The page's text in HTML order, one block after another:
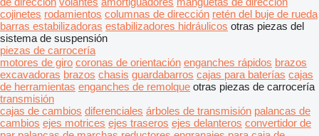
cojinetes rodamientos columnas de dirección retén del buje de rueda
barras estabilizadoras estabilizadores hidráulicos otras piezas del
sistema de suspensión
piezas de carrocería
motores de giro coronas de orientación enganches rápidos brazos
excavadoras brazos chasis guardabarros cajas para baterías cajas
de herramientas enganches de remolque otras piezas de carrocería
transmisión
cajas de cambios diferenciales árboles de transmisión palancas de
cambios ejes motrices ejes traseros ejes delanteros convertidor de